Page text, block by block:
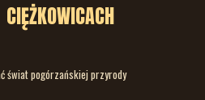
świat pogórzańskiej przyrody